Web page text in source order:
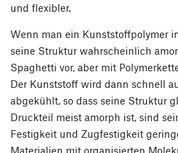
und flexibler.
Wenn man ein Kunststoffpolymer
seine Struktur wahrscheinlich
Spaghetti vor, aber mit
Der Kunststoff wird dann schnell
abgekühlt, so dass seine Struktur
Druckteil meist amorph ist, sind
Festigkeit und Zugfestigkeit
Materialien mit organisierten